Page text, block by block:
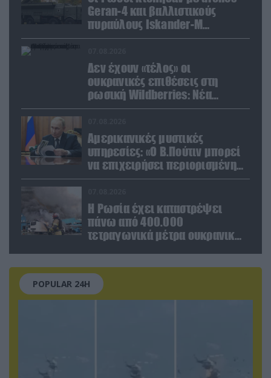
Geran-4 και βαλλιστικούς
πυραύλους Iskander-M
ουκρανικό τρένο με
Δεν έχουν «τέλος» οι
ουκρανικές επιθέσεις στη
ρωσική Wildberries: Νέα
πλήγματα σε εγκαταστάσεις στα
Αμερικανικές μυστικές
υπηρεσίες: «Ο Β.Πούτιν μπορεί
να επιχειρήσει περιορισμένη
στρατιωτική επιχείρηση στην
Η Ρωσία έχει καταστρέψει
πάνω από 400.000
τετραγωνικά μέτρα ουκρανικών
POPULAR 24H